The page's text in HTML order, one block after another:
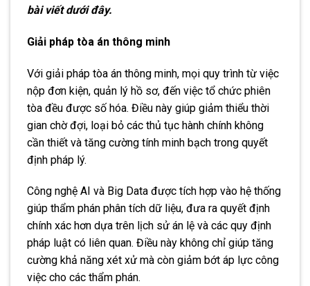
bài viết dưới đây.
Giải pháp tòa án thông minh
Với giải pháp tòa án thông minh, mọi quy trình từ việc
nộp đơn kiện, quản lý hồ sơ, đến việc tổ chức phiên
tòa đều được số hóa. Điều này giúp giảm thiểu thời
gian chờ đợi, loại bỏ các thủ tục hành chính không
cần thiết và tăng cường tính minh bạch trong quyết
định pháp lý.
Công nghệ AI và Big Data được tích hợp vào hệ thống
giúp thẩm phán phân tích dữ liệu, đưa ra quyết định
chính xác hơn dựa trên lịch sử án lệ và các quy định
pháp luật có liên quan. Điều này không chỉ giúp tăng
cường khả năng xét xử mà còn giảm bớt áp lực công
việc cho các thẩm phán.